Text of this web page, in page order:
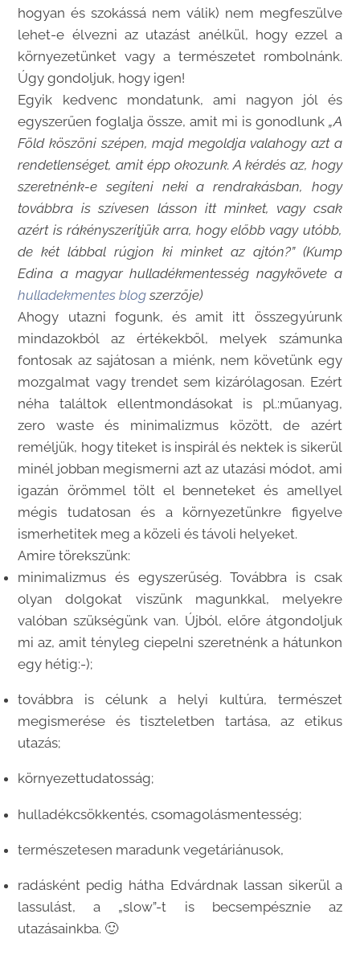
hogyan és szokássá nem válik) nem megfeszülve
lehet-e élvezni az utazást anélkül, hogy ezzel a
környezetünket vagy a természetet rombolnánk.
Úgy gondoljuk, hogy igen!
Egyik kedvenc mondatunk, ami nagyon jól és
egyszerűen foglalja össze, amit mi is gonodlunk „A
Föld köszöni szépen, majd megoldja valahogy azt a
rendetlenséget, amit épp okozunk. A kérdés az, hogy
szeretnénk-e segíteni neki a rendrakásban, hogy
továbbra is szívesen lásson itt minket, vagy csak
azért is rákényszerítjük arra, hogy előbb vagy utóbb,
de két lábbal rúgjon ki minket az ajtón?” (Kump
Edina a magyar hulladékmentesség nagykövete a
hulladekmentes blog szerzője)
Ahogy utazni fogunk, és amit itt összegyúrunk
mindazokból az értékekből, melyek számunka
fontosak az sajátosan a miénk, nem követünk egy
mozgalmat vagy trendet sem kizárólagosan. Ezért
néha találtok ellentmondásokat is pl.:műanyag,
zero waste és minimalizmus között, de azért
reméljük, hogy titeket is inspirál és nektek is sikerül
minél jobban megismerni azt az utazási módot, ami
igazán örömmel tölt el benneteket és amellyel
mégis tudatosan és a környezetünkre figyelve
ismerhetitek meg a közeli és távoli helyeket.
Amire törekszünk:
minimalizmus és egyszerűség. Továbbra is csak
olyan dolgokat viszünk magunkkal, melyekre
valóban szükségünk van. Újból, előre átgondoljuk
mi az, amit tényleg ciepelni szeretnénk a hátunkon
egy hétig:-);
továbbra is célunk a helyi kultúra, természet
megismerése és tiszteletben tartása, az etikus
utazás;
környezettudatosság;
hulladékcsökkentés, csomagolásmentesség;
természetesen maradunk vegetáriánusok,
radásként pedig hátha Edvárdnak lassan sikerül a
lassulást, a „slow”-t is becsempésznie az
utazásainkba. 🙂